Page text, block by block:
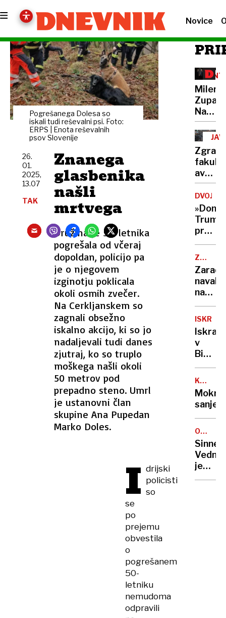
Novice
Pogrešanega Dolesa so
iskali tudi reševalni psi. Foto:
ERPS | Enota reševalnih
psov Slovenije
Znanega
glasbenika
našli
mrtvega
Družina je 50-letnika
pogrešala od včeraj
dopoldan, policijo pa
je o njegovem
izginotju poklicala
okoli osmih zvečer.
Na Cerkljanskem so
zagnali obsežno
iskalno akcijo, ki so jo
nadaljevali tudi danes
zjutraj, ko so truplo
moškega našli okoli
50 metrov pod
prepadno steno. Umrl
je ustanovni član
skupine Ana Pupedan
Marko Doles.
26.
01.
2025,
13.07
TAK
I drijski
policisti
so
se
po
prejemu
obvestila
o
pogrešanem
50-
letniku
nemudoma
odpravili
Milena
Naša
je
imela
srečo,
da
smo
ob
času
prav
stari
pa
ne
DVOJNIK
puding
v
ZD
Zaradi
navala
na
bolniki
plačati
pomoč
ISKRA
Iskra
v
BiH
z
novo
v
Srbiji
z
novim
KAJA
Mokre
sanje
OP
Sinner:
Vedno
je
lepo